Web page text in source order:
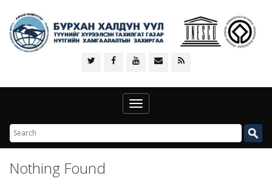
Toggle
navigation
Nothing Found